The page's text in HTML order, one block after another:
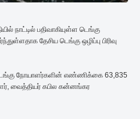
நாட்டில் பதிவாகியுள்ள டெங்கு
தேசிய டெங்கு ஒழிப்பு பிரிவு
நோயாளர்களின் எண்ணிக்கை 63,835
வைத்தியர் கபில கன்னங்கர